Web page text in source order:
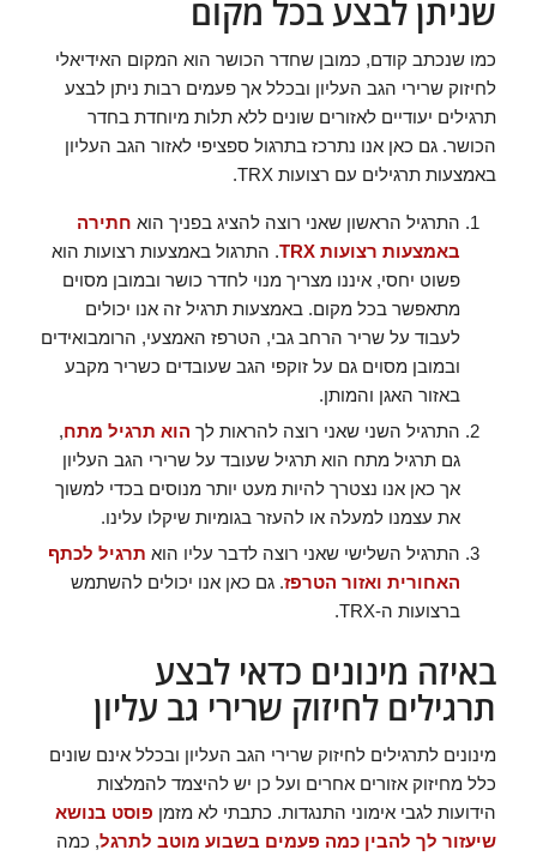
שניתן לבצע בכל מקום
כמו שנכתב קודם, כמובן שחדר הכושר הוא המקום האידיאלי
לחיזוק שרירי הגב העליון ובכלל אך פעמים רבות ניתן לבצע
תרגילים יעודיים לאזורים שונים ללא תלות מיוחדת בחדר
הכושר. גם כאן אנו נתרכז בתרגול ספציפי לאזור הגב העליון
באמצעות תרגילים עם רצועות TRX.
התרגיל הראשון שאני רוצה להציג בפניך הוא חתירה
באמצעות רצועות TRX
. התרגול באמצעות רצועות הוא
פשוט יחסי, איננו מצריך מנוי לחדר כושר ובמובן מסוים
מתאפשר בכל מקום. באמצעות תרגיל זה אנו יכולים
לעבוד על שריר הרחב גבי, הטרפז האמצעי, הרומבואידים
ובמובן מסוים גם על זוקפי הגב שעובדים כשריר מקבע
באזור האגן והמותן.
התרגיל השני שאני רוצה להראות לך הוא תרגיל מתח,
גם תרגיל מתח הוא תרגיל שעובד על שרירי הגב העליון
אך כאן אנו נצטרך להיות מעט יותר מנוסים בכדי למשוך
את עצמנו למעלה או להעזר בגומיות שיקלו עלינו.
התרגיל השלישי שאני רוצה לדבר עליו הוא תרגיל לכתף
האחורית ואזור הטרפז. גם כאן אנו יכולים להשתמש
ברצועות ה-TRX.
באיזה מינונים כדאי לבצע
תרגילים לחיזוק שרירי גב עליון
מינונים לתרגילים לחיזוק שרירי הגב העליון ובכלל אינם שונים
כלל מחיזוק אזורים אחרים ועל כן יש להיצמד להמלצות
הידועות לגבי אימוני התנגדות. כתבתי לא מזמן פוסט בנושא
שיעזור לך להבין כמה פעמים בשבוע מוטב לתרגל, כמה